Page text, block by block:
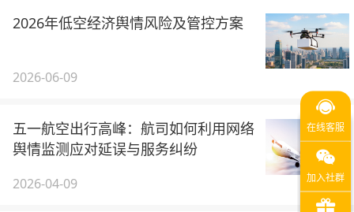
2026年低空经济舆情风险及管控方案
2026-06-09
五一航空出行高峰：航司如何利用网络
舆情监测应对延误与服务纠纷
2026-04-09